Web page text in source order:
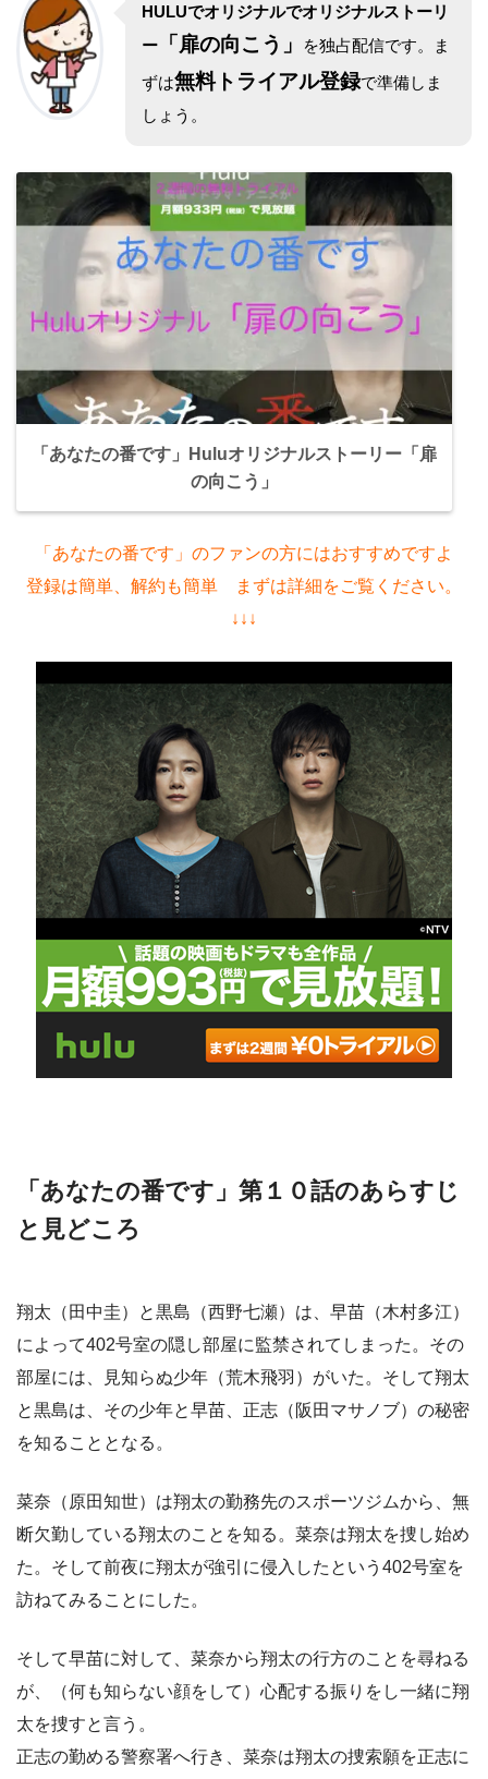
HULUでオリジナルでオリジナルストーリ
ー
「扉の向こう」
を独占配信です。ま
ずは無料トライアル登録で準備しま
しょう。
「あなたの番です」Huluオリジナルストーリー「扉
の向こう」
「あなたの番です」のファンの方にはおすすめですよ
登録は簡単、解約も簡単 まずは詳細をご覧ください。
↓↓↓
「あなたの番です」第１０話のあらすじ
と見どころ
翔太 （田中圭）と黒島 （西野七瀬）は、 早苗 （木村多江）
によって402号室の隠し部屋に監禁されてしまった。その
部屋には、見知らぬ少年 （荒木飛羽）がいた。そして翔太
と黒島は、その少年と早苗、 正志 （阪田マサノブ）の秘密
を知ることとなる。
菜奈 （原田知世）は翔太の勤務先のスポーツジムから、無
断欠勤している翔太のことを知る。菜奈は翔太を捜し始め
た。そして前夜に翔太が強引に侵入したという402号室を
訪ねてみることにした。
そして早苗に対して、菜奈から翔太の行方のことを尋ねる
が、（何も知らない顔をして）心配する振りをし一緒に翔
太を捜すと言う。
正志の勤める警察署へ行き、菜奈は翔太の捜索願を正志に